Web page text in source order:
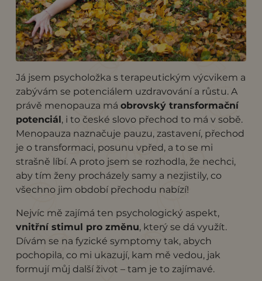
Já jsem psycholožka s terapeutickým výcvikem a
zabývám se potenciálem uzdravování a růstu. A
právě menopauza má obrovský transformační
potenciál, i to české slovo přechod to má v sobě.
Menopauza naznačuje pauzu, zastavení, přechod
je o transformaci, posunu vpřed, a to se mi
strašně líbí. A proto jsem se rozhodla, že nechci,
aby tím ženy procházely samy a nezjistily, co
všechno jim období přechodu nabízí!
Nejvíc mě zajímá ten psychologický aspekt,
vnitřní stimul pro změnu, který se dá využít.
Dívám se na fyzické symptomy tak, abych
pochopila, co mi ukazují, kam mě vedou, jak
formují můj další život – tam je to zajímavé.